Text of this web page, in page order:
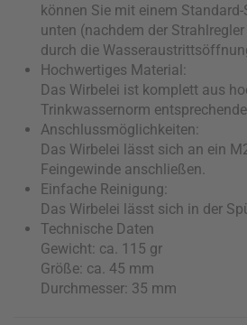
können Sie mit einem
unten (nachdem der
durch die
Hochwertiges Material:
Das Wirbelei ist komplett aus
Trinkwassernorm
Anschlussmöglichkeiten:
Das Wirbelei lässt sich an ein
Feingewinde anschließen.
Einfache Reinigung:
Das Wirbelei lässt sich in der
Technische Daten
Gewicht: ca. 115 gr
Größe: ca. 45 mm
Durchmesser: 35 mm